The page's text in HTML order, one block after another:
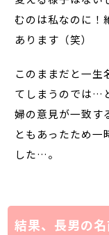
むのは私なのに！
あります（笑）
このままだと一生
てしまうのでは…
婦の意見が一致す
ともあったため一
した…。
結果、長男の